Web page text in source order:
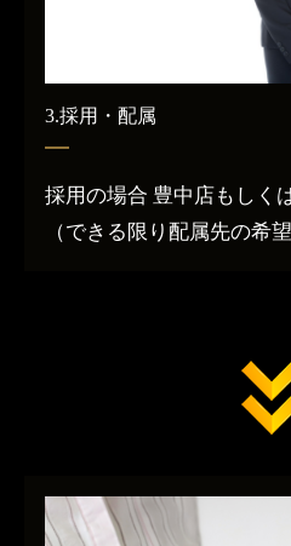
3.採用・配属
採用の場合 豊中店もしく
（できる限り配属先の希